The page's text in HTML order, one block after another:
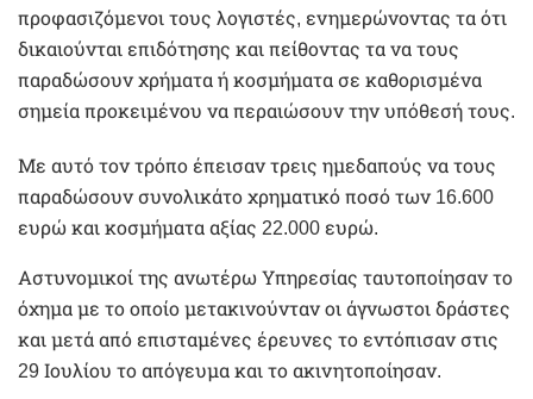
προφασιζόμενοι τους λογιστές, ενημερώνοντας τα ότι
δικαιούνται επιδότησης και πείθοντας τα να τους
παραδώσουν χρήματα ή κοσμήματα σε καθορισμένα
σημεία προκειμένου να περαιώσουν την υπόθεσή τους.
Με αυτό τον τρόπο έπεισαν τρεις ημεδαπούς να τους
παραδώσουν συνολικάτο χρηματικό ποσό των 16.600
ευρώ και κοσμήματα αξίας 22.000 ευρώ.
Αστυνομικοί της ανωτέρω Υπηρεσίας ταυτοποίησαν το
όχημα με το οποίο μετακινούνταν οι άγνωστοι δράστες
και μετά από επισταμένες έρευνες το εντόπισαν στις
29 Ιουλίου το απόγευμα και το ακινητοποίησαν.